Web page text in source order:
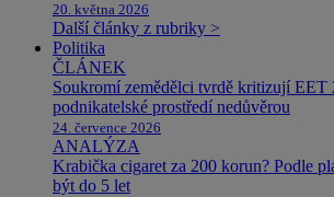
20. května 2026
Další články z rubriky >
Politika
ČLÁNEK
Soukromí zemědělci tvrdě kritizují EET
podnikatelské prostředí nedůvěrou
24. července 2026
ANALÝZA
Krabička cigaret za 200 korun? Podle
být do 5 let